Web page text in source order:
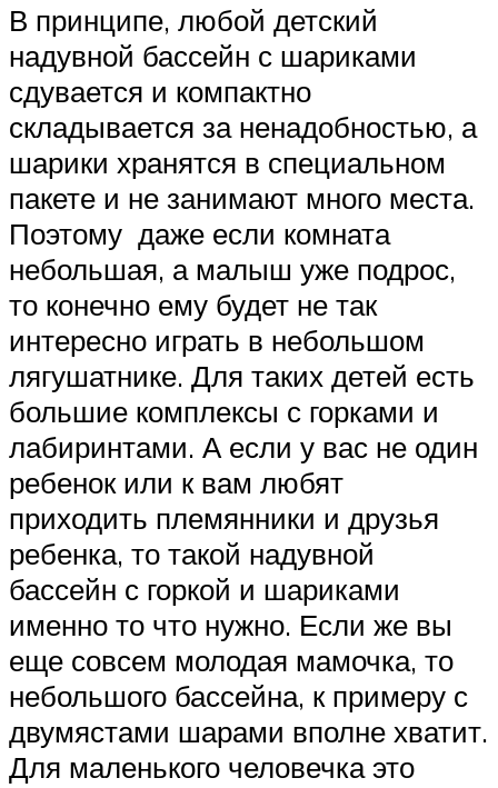
В принципе, любой детский
надувной бассейн с шариками
сдувается и компактно
складывается за ненадобностью, а
шарики хранятся в специальном
пакете и не занимают много места.
Поэтому даже если комната
небольшая, а малыш уже подрос,
то конечно ему будет не так
интересно играть в небольшом
лягушатнике. Для таких детей есть
большие комплексы с горками и
лабиринтами. А если у вас не один
ребенок или к вам любят
приходить племянники и друзья
ребенка, то такой надувной
бассейн с горкой и шариками
именно то что нужно. Если же вы
еще совсем молодая мамочка, то
небольшого бассейна, к примеру с
двумястами шарами вполне хватит.
Для маленького человечка это